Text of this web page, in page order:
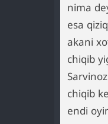
nima
esa
akani
chiqib
chiqib
endi